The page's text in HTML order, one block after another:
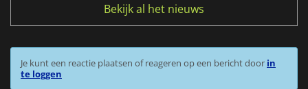
Bekijk al het nieuws
Je kunt een reactie plaatsen of reageren op een bericht door in
te loggen